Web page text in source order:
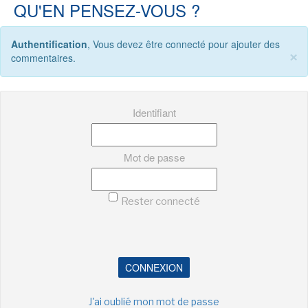
Mentions légales - Cookies - Publicités -
Données personnelles - Plan du site
QU'EN PENSEZ-VOUS ?
Authentification, Vous devez être connecté pour ajouter des
commentaires.
×
Identifiant
Mot de passe
Rester connecté
CONNEXION
J'ai oublié mon mot de passe